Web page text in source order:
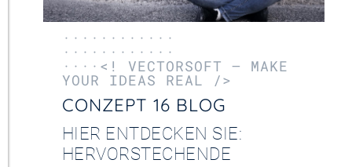
············
············
····<! VECTORSOFT – MAKE
YOUR IDEAS REAL />
CONZEPT 16 BLOG
HIER ENTDECKEN SIE:
HERVORSTECHENDE